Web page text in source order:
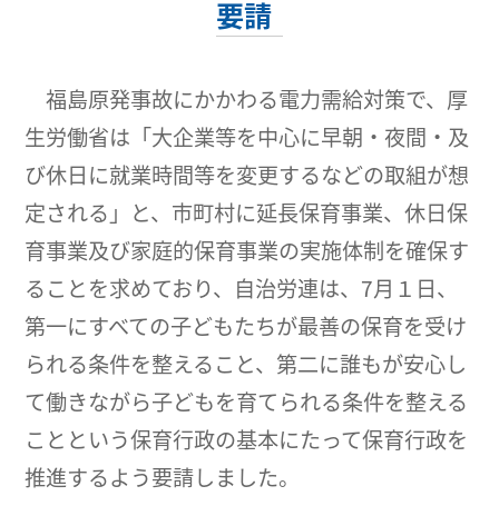
要請
福島原発事故にかかわる電力需給対策で、厚
生労働省は「大企業等を中心に早朝・夜間・及
び休日に就業時間等を変更するなどの取組が想
定される」と、市町村に延長保育事業、休日保
育事業及び家庭的保育事業の実施体制を確保す
ることを求めており、自治労連は、7月１日、
第一にすべての子どもたちが最善の保育を受け
られる条件を整えること、第二に誰もが安心し
て働きながら子どもを育てられる条件を整える
ことという保育行政の基本にたって保育行政を
推進するよう要請しました。